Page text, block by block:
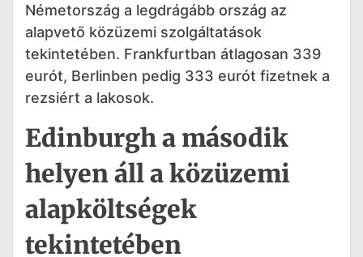
Németország a legdrágább ország az
alapvető közüzemi szolgáltatások
tekintetében. Frankfurtban átlagosan 339
eurót, Berlinben pedig 333 eurót fizetnek a
rezsiért a lakosok.
Edinburgh a második
helyen áll a közüzemi
alapköltségek
tekintetében